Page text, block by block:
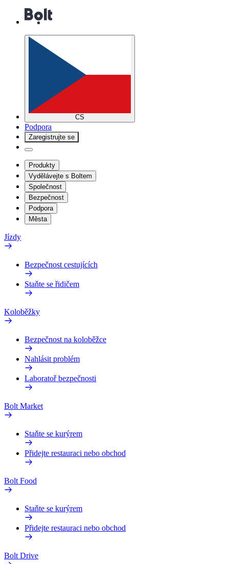
CS
Podpora
Zaregistrujte se
Produkty
Vydělávejte s Boltem
Společnost
Bezpečnost
Podpora
Města
Jízdy
Bezpečnost cestujících
Staňte se řidičem
Koloběžky
Bezpečnost na koloběžce
Nahlásit problém
Laboratoř bezpečnosti
Bolt Market
Staňte se kurýrem
Přidejte restauraci nebo obchod
Bolt Food
Staňte se kurýrem
Přidejte restauraci nebo obchod
Bolt Drive